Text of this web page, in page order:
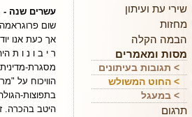
שירי עת ועיתון
מחזות
הבמה הקלה
מסות ומאמרים
> תגובות בעיתונים
> החוט המשולש
> במעגל
תרגום
עשרים שנה -
שום
אך כעת אנו
ר י ב ו נ ו ת
מסגרת-
הוויכוח על
בתפוצות-
היטב בהכרה.